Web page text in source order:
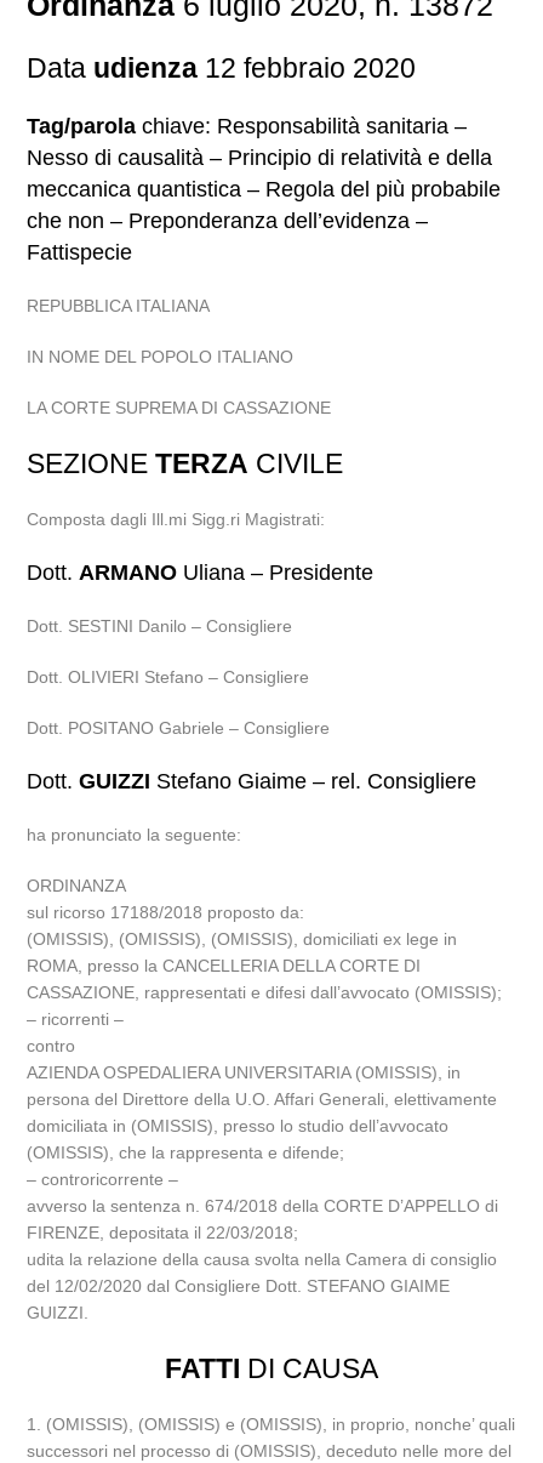
Data udienza 12 febbraio 2020
Tag/parola chiave: Responsabilità sanitaria –
Nesso di causalità – Principio di relatività e della
meccanica quantistica – Regola del più probabile
che non – Preponderanza dell’evidenza –
Fattispecie
REPUBBLICA ITALIANA
IN NOME DEL POPOLO ITALIANO
LA CORTE SUPREMA DI CASSAZIONE
SEZIONETERZA CIVILE
Composta dagli Ill.mi Sigg.ri Magistrati:
Dott.ARMANO Uliana – Presidente
Dott. SESTINI Danilo – Consigliere
Dott. OLIVIERI Stefano – Consigliere
Dott. POSITANO Gabriele – Consigliere
Dott.GUIZZI Stefano Giaime – rel. Consigliere
ha pronunciato la seguente:
ORDINANZA
sul ricorso 17188/2018 proposto da:
(OMISSIS), (OMISSIS), (OMISSIS), domiciliati ex lege in
ROMA, presso la CANCELLERIA DELLA CORTE DI
CASSAZIONE, rappresentati e difesi dall’avvocato (OMISSIS);
– ricorrenti –
contro
AZIENDA OSPEDALIERA UNIVERSITARIA (OMISSIS), in
persona del Direttore della U.O. Affari Generali, elettivamente
domiciliata in (OMISSIS), presso lo studio dell’avvocato
(OMISSIS), che la rappresenta e difende;
– controricorrente –
avverso la sentenza n. 674/2018 della CORTE D’APPELLO di
FIRENZE, depositata il 22/03/2018;
udita la relazione della causa svolta nella Camera di consiglio
del 12/02/2020 dal Consigliere Dott. STEFANO GIAIME
GUIZZI.
FATTI DI CAUSA
1. (OMISSIS), (OMISSIS) e (OMISSIS), in proprio, nonche’ quali
successori nel processo di (OMISSIS), deceduto nelle more del